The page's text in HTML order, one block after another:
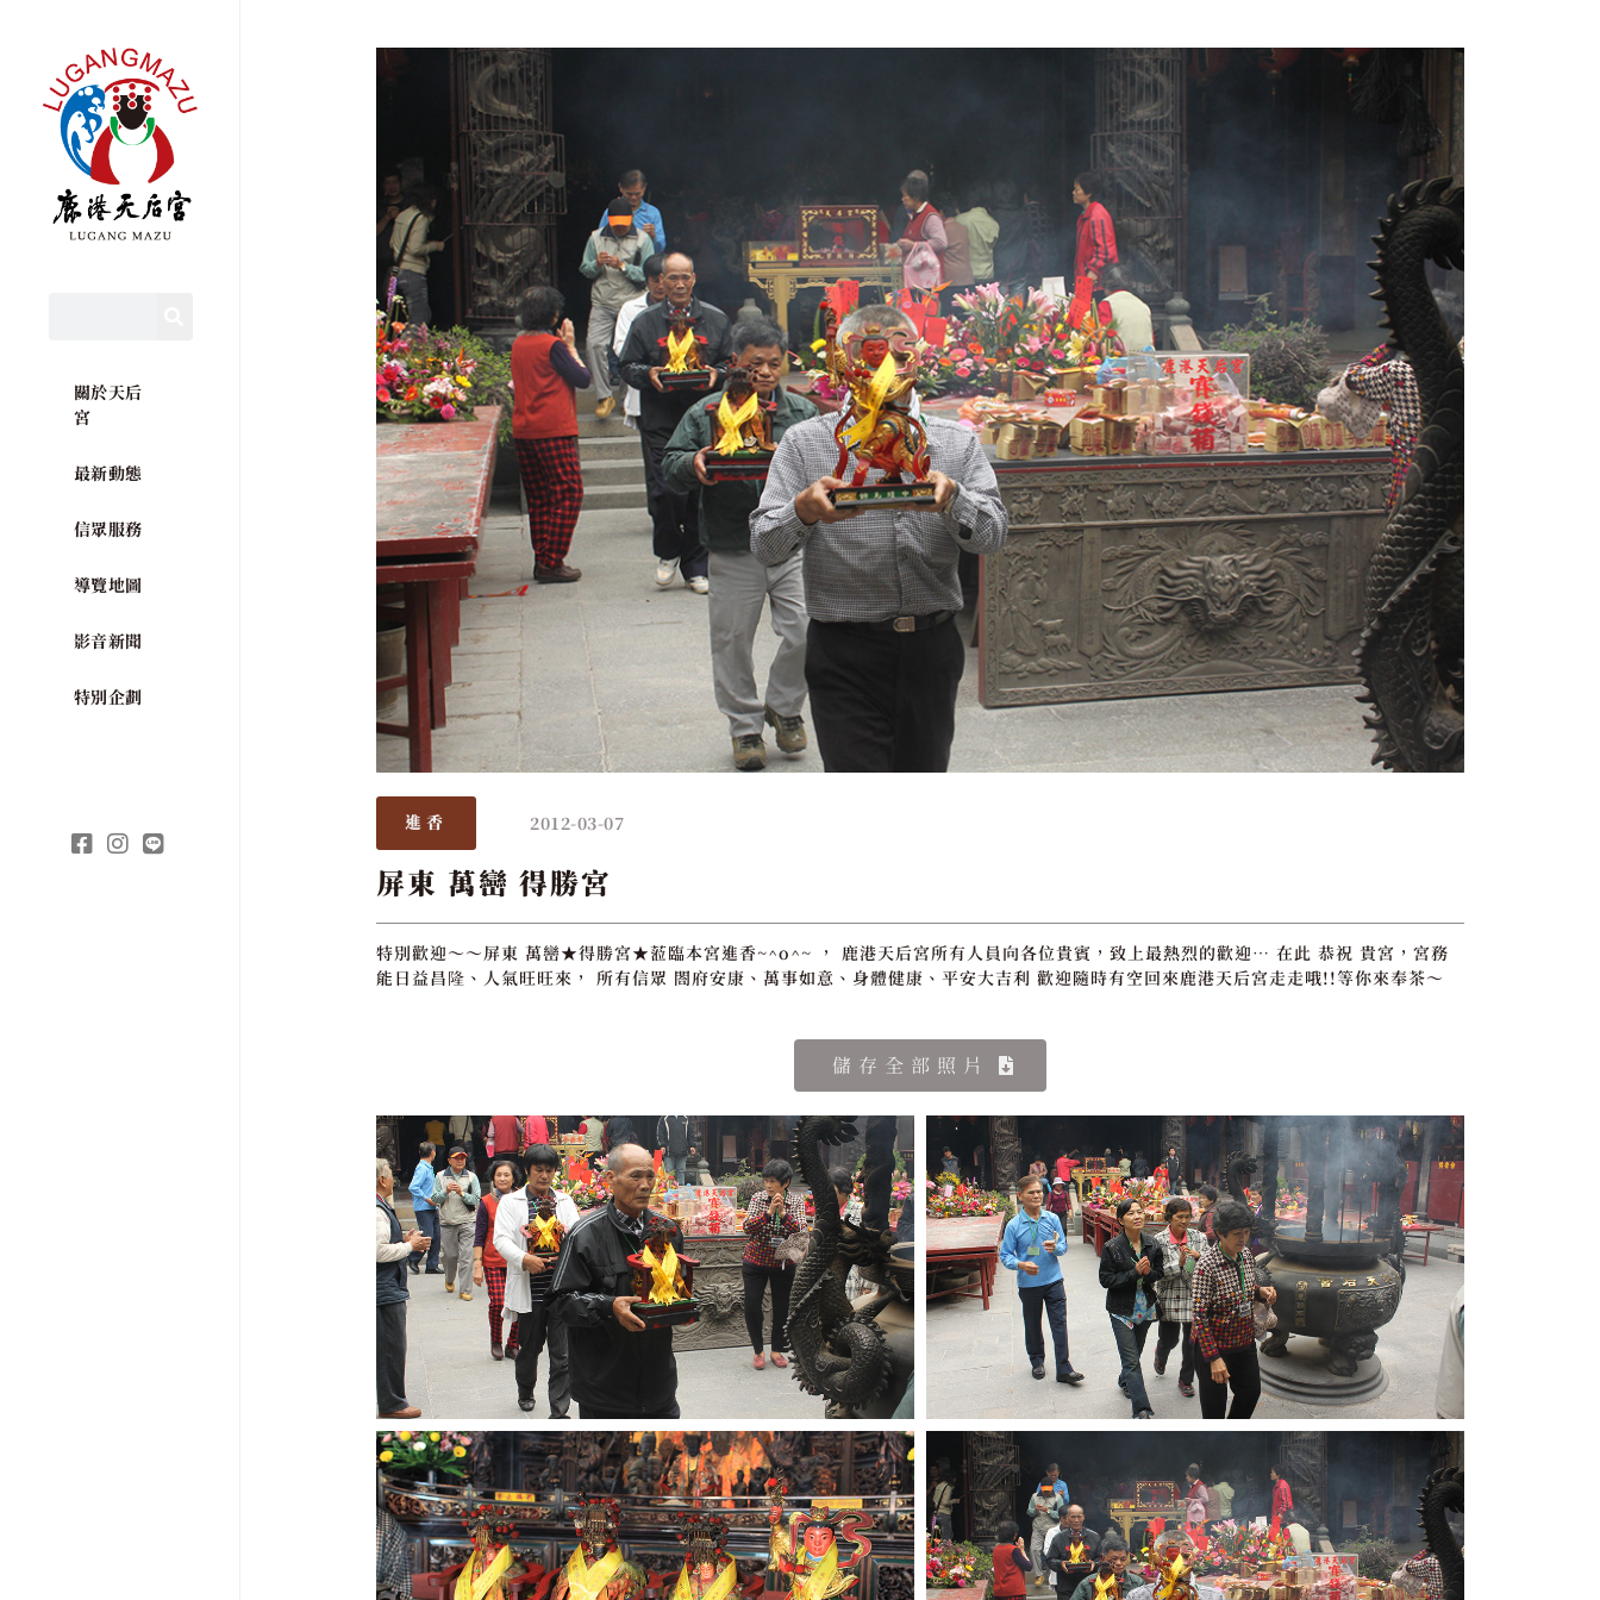
關於天后
宮
最新動態
信眾服務
導覽地圖
影音新聞
特別企劃
進香 2012-03-07
屏東 萬巒 得勝宮
特別歡迎～～屏東 萬巒★得勝宮★蒞臨本宮進香~^o^~ ， 鹿港天后宮所有人員向各位貴賓，致上最熱烈的歡迎… 在此 恭祝 貴宮，宮務
能日益昌隆、人氣旺旺來， 所有信眾 閤府安康、萬事如意、身體健康、平安大吉利 歡迎隨時有空回來鹿港天后宮走走哦!!等你來奉茶～
儲存全部照片